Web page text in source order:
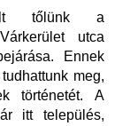
tőlünk a
utca
Ennek
meg,
történetét. A
itt település,